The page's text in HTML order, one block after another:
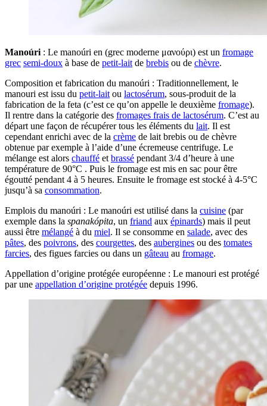
Manoúri : Le manoúri en (grec moderne μανούρι) est un fromage
grec semi-doux à base de petit-lait de brebis ou de chèvre.
Composition et fabrication du manoúri : Traditionnellement, le
manouri est issu du petit-lait ou lactosérum, sous-produit de la
fabrication de la feta (c’est ce qu’on appelle le deuxième fromage).
Il rentre dans la catégorie des fromages frais de lactosérum. C’est au
départ une façon de récupérer tous les éléments du lait. Il est
cependant enrichi avec de la crème de lait brebis ou de chèvre
obtenue par exemple à l’aide d’une écremeuse centrifuge. Le
mélange est alors chauffé et brassé pendant 3/4 d’heure à une
température de 90°C . Puis le fromage est mis en sac pour être
égoutté pendant 4 à 5 heures. Ensuite le fromage est stocké à 4-5°C
jusqu’à sa consommation.
Emplois du manoúri : Le manoúri est utilisé dans la cuisine (par
exemple dans la spanakópita, un friand aux épinards) mais il peut
aussi être mélangé à du miel. Il se consomme en salade, avec des
pâtes, des poivrons, des courgettes, des aubergines ou des tomates
farcies, des figues farcies ou dans un gâteau au fromage.
Appellation d’origine protégée européenne : Le manouri est protégé
par une appellation d’origine protégée depuis 1996.